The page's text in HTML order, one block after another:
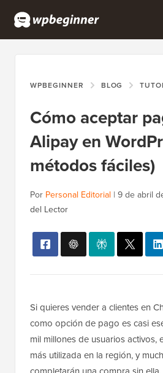
WPBEGINNER BLOG
Cómo aceptar
Alipay en
métodos fáciles)
Por Personal Editorial | 9 de abril
del Lector
Si quieres vender a clientes en
como opción de pago es casi
mil millones de usuarios activos,
más utilizada en la región, y